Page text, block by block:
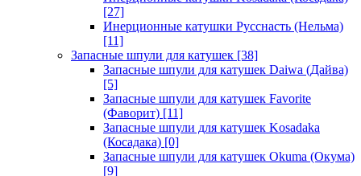
[27]
Инерционные катушки Русснасть (Нельма)
[11]
Запасные шпули для катушек [38]
Запасные шпули для катушек Daiwa (Дайва)
[5]
Запасные шпули для катушек Favorite
(Фаворит) [11]
Запасные шпули для катушек Kosadaka
(Косадака) [0]
Запасные шпули для катушек Okuma (Окума)
[9]